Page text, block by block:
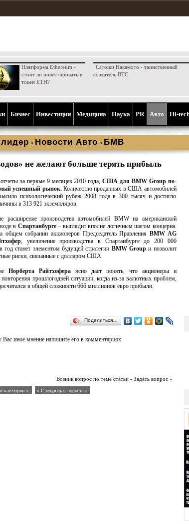
Платформа Ethereum -
стоит ли инвестировать в
токен ETH?
Сатоши Накамото - таинственный
создатель BTC
Бизнес Инвестиции Медицина Наука PR Aвто Hi-
» Новости Aвто » БМВ
не желают больше терять прибыль
за первые 9 месяцев 2010 года,США для BMW Group по-
успешный рынок.Количество проданных в США автомобилей
психологический рубеж 2008 года в 300 тысяч и достигло
в 313 921 экземпляров.
расширение производства автомобилей BMW на американской
в Спартанбурге– выглядит вполне логичным шагом концерна.
общем собрании акционеров Председатель Правления BMW AG
, увеличение производства в Спартанбурге до 200 000
год станет элементом будущей стратегии BMW Groupи позволит
риски, связанные с долларом США.
Норберта Райтхофераясно дает понять, что акционеры и
прошлогодней ситуации, когда из-за валютных проблем,
в общей сложности 666 миллионов евро прибыли.
Поделиться…
иное мнение напишите его в комментариях.
Возник вопрос по теме статьи - Задать вопрос »
категории « » Следующая новость »